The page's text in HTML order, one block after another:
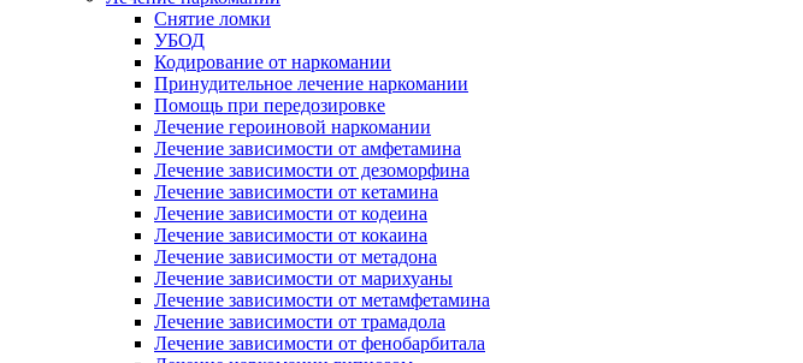
Снятие ломки
УБОД
Кодирование от наркомании
Принудительное лечение наркомании
Помощь при передозировке
Лечение героиновой наркомании
Лечение зависимости от амфетамина
Лечение зависимости от дезоморфина
Лечение зависимости от кетамина
Лечение зависимости от кодеина
Лечение зависимости от кокаина
Лечение зависимости от метадона
Лечение зависимости от марихуаны
Лечение зависимости от метамфетамина
Лечение зависимости от трамадола
Лечение зависимости от фенобарбитала